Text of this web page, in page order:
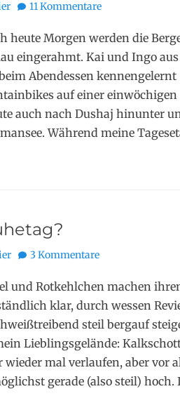
11 Kommentare
heute Morgen werden die
eingerahmt. Kai und Ingo aus
Abendessen kennengelernt
auf einer einwöchigen
auch nach Dushaj hinunter
Während meine
3 Kommentare
und Rotkehlchen machen
klar, durch wessen
steil bergauf
Lieblingsgelände:
mal verlaufen, aber vor
gerade (also steil) hoch.